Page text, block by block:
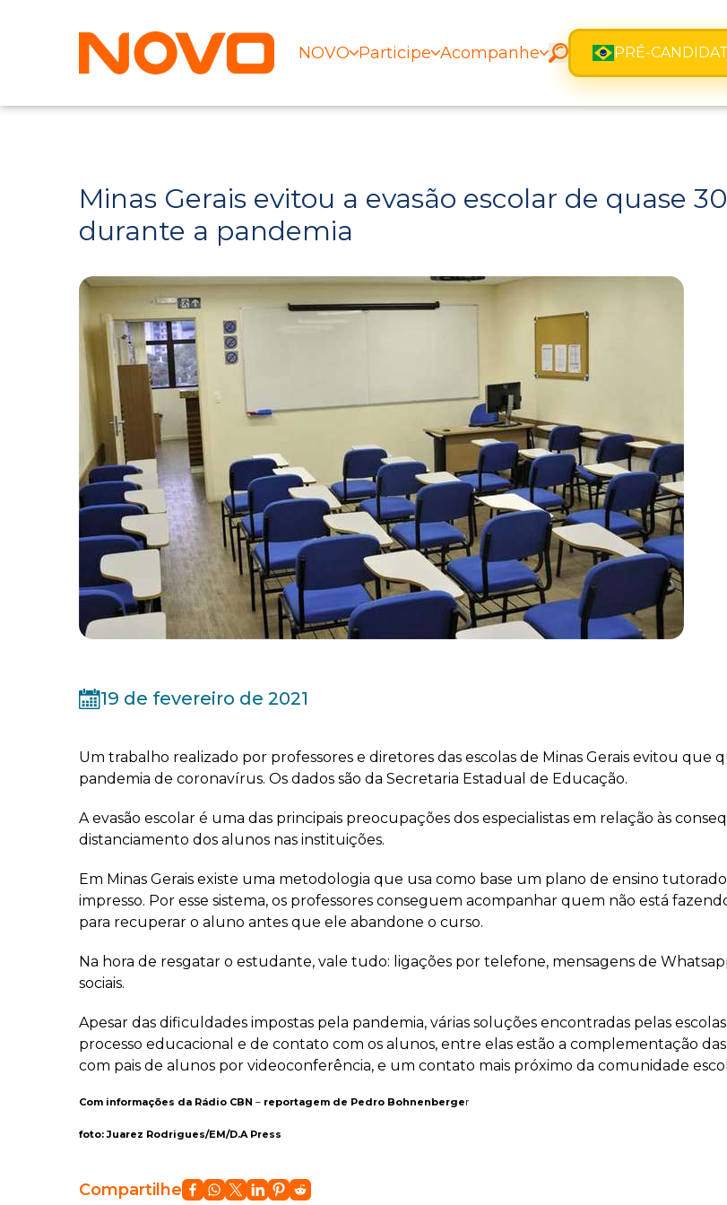
NOVO Participe Acompanhe PRÉ-
Minas Gerais evitou a evasão escolar de quase
durante a pandemia
19 de fevereiro de 2021
Um trabalho realizado por professores e diretores das escolas de Minas Gerais evitou que
pandemia de coronavírus. Os dados são da Secretaria Estadual de Educação.
A evasão escolar é uma das principais preocupações dos especialistas em relação às
distanciamento dos alunos nas instituições.
Em Minas Gerais existe uma metodologia que usa como base um plano de ensino
impresso. Por esse sistema, os professores conseguem acompanhar quem não está
para recuperar o aluno antes que ele abandone o curso.
Na hora de resgatar o estudante, vale tudo: ligações por telefone, mensagens de
sociais.
Apesar das dificuldades impostas pela pandemia, várias soluções encontradas pelas
processo educacional e de contato com os alunos, entre elas estão a complementação
com pais de alunos por videoconferência, e um contato mais próximo da comunidade
Com informações da Rádio CBN – reportagem de Pedro Bohnenberger
foto: Juarez Rodrigues/EM/D.A Press
Compartilhe